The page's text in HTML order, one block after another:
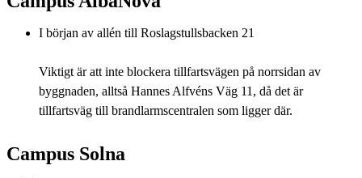
I början av allén till Roslagstullsbacken 21
Viktigt är att inte blockera tillfartsvägen på norrsidan av
byggnaden, alltså Hannes Alfvéns Väg 11, då det är
tillfartsväg till brandlarmscentralen som ligger där.
Campus Solna